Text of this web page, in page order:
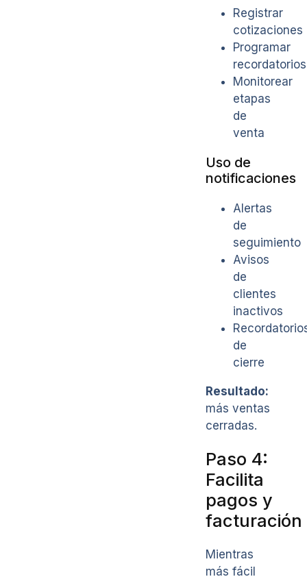
Registrar
cotizaciones
Programar
recordatorios
Monitorear
etapas
de
venta
Uso de
notificaciones
Alertas
de
seguimiento
Avisos
de
clientes
inactivos
de
cierre
Resultado:
más ventas
cerradas.
Paso 4:
Facilita
pagos y
facturación
Mientras
más fácil